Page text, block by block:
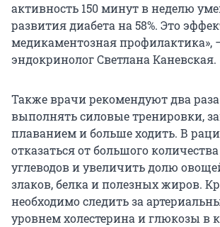
активность 150 минут в неделю
развития диабета на 58%. Это
медикаментозная профилактика»,
эндокринолог Светлана Каневская.
Также врачи рекомендуют два
выполнять силовые тренировки,
плаванием и больше ходить. В
отказаться от большого
углеводов и увеличить долю
злаков, белка и полезных жиров.
необходимо следить за
уровнем холестерина и глюкозы в